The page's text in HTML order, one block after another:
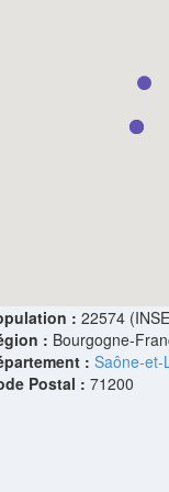
: 22574
: Bourgogne-
: Saône-et-
Postal : 71200